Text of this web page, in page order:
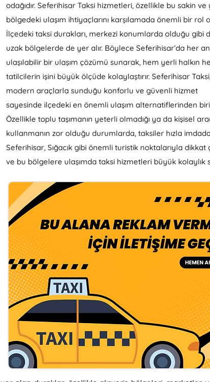
odağıdır. Seferihisar Taksi hizmetleri, özellikle bu sakin ve
bölgedeki ulaşım ihtiyaçlarını karşılamada önemli bir rol
İlçedeki taksi durakları, merkezi konumlarda olduğu gibi
uzak bölgelerde de yer alır. Böylece Seferihisar’da her an
ulaşılabilir bir ulaşım çözümü sunarak, hem yerli halkın
tatilcilerin işini büyük ölçüde kolaylaştırır. Seferihisar
modern araçlarla sunduğu konforlu ve güvenli hizmet
sayesinde ilçedeki en önemli ulaşım alternatiflerinden
Özellikle toplu taşımanın yeterli olmadığı ya da kişisel
kullanmanın zor olduğu durumlarda, taksiler hızla
Seferihisar, Sığacık gibi önemli turistik noktalarıyla dikkat
ve bu bölgelere ulaşımda taksi hizmetleri büyük kolaylık